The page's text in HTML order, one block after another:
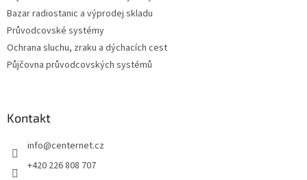
Bazar radiostanic a výprodej skladu
Průvodcovské systémy
Ochrana sluchu, zraku a dýchacích cest
Půjčovna průvodcovských systémů
Kontakt
info@centernet.cz
+420 226 808 707